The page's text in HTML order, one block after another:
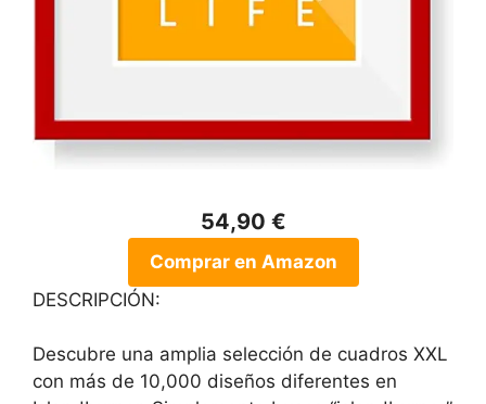
54,90 €
Comprar en Amazon
DESCRIPCIÓN:
Descubre una amplia selección de cuadros XXL
con más de 10,000 diseños diferentes en